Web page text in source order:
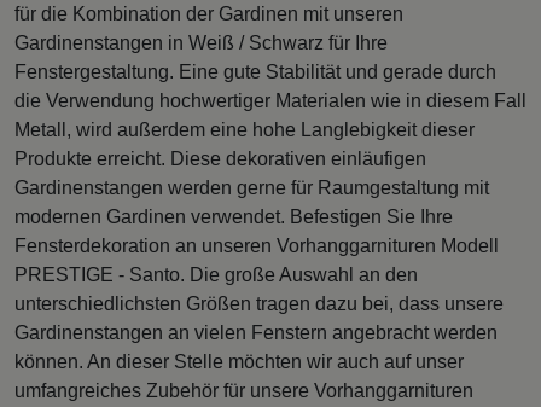
für die Kombination der Gardinen mit unseren
Gardinenstangen in Weiß / Schwarz für Ihre
Fenstergestaltung. Eine gute Stabilität und gerade durch
die Verwendung hochwertiger Materialen wie in diesem Fall
Metall, wird außerdem eine hohe Langlebigkeit dieser
Produkte erreicht. Diese dekorativen einläufigen
Gardinenstangen werden gerne für Raumgestaltung mit
modernen Gardinen verwendet. Befestigen Sie Ihre
Fensterdekoration an unseren Vorhanggarnituren Modell
PRESTIGE - Santo. Die große Auswahl an den
unterschiedlichsten Größen tragen dazu bei, dass unsere
Gardinenstangen an vielen Fenstern angebracht werden
können. An dieser Stelle möchten wir auch auf unser
umfangreiches Zubehör für unsere Vorhanggarnituren